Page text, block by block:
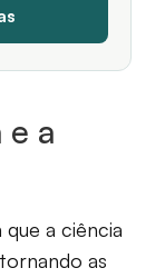
e a
a ciência
as